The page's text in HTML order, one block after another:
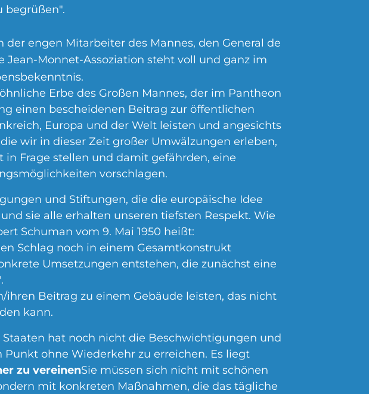
begrüßen".
engen Mitarbeiter des Mannes, den General de
Jean-Monnet-Assoziation steht voll und ganz im
Erbe des Großen Mannes, der im Pantheon
einen bescheidenen Beitrag zur öffentlichen
Europa und der Welt leisten und angesichts
wir in dieser Zeit großer Umwälzungen erleben,
in Frage stellen und damit gefährden, eine
vorschlagen.
und Stiftungen, die die europäische Idee
sie alle erhalten unseren tiefsten Respekt. Wie
Schuman vom 9. Mai 1950 heißt:
Schlag noch in einem Gesamtkonstrukt
Umsetzungen entstehen, die zunächst eine
ihren Beitrag zu einem Gebäude leisten, das nicht
kann.
hat noch nicht die Beschwichtigungen und
ohne Wiederkehr zu erreichen. Es liegt
zu vereinenSie müssen sich nicht mit schönen
mit konkreten Maßnahmen, die das tägliche